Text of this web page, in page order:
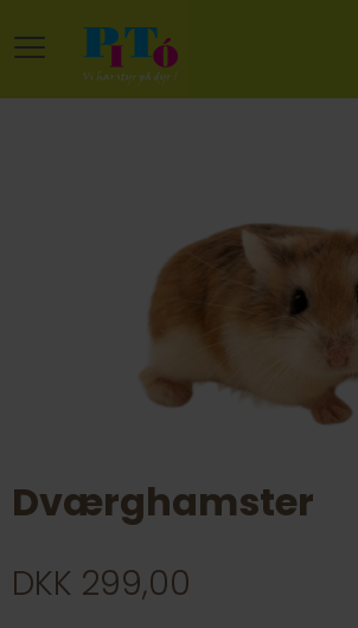
Dværghamster
DKK 299,00